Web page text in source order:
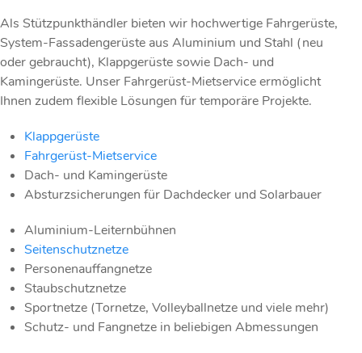
Als Stützpunkthändler bieten wir hochwertige Fahrgerüste,
System-Fassadengerüste aus Aluminium und Stahl (neu
oder gebraucht), Klappgerüste sowie Dach- und
Kamingerüste. Unser Fahrgerüst-Mietservice ermöglicht
Ihnen zudem flexible Lösungen für temporäre Projekte.
Klappgerüste
Fahrgerüst-Mietservice
Dach- und Kamingerüste
Absturzsicherungen für Dachdecker und Solarbauer
Aluminium-Leiternbühnen
Seitenschutznetze
Personenauffangnetze
Staubschutznetze
Sportnetze (Tornetze, Volleyballnetze und viele mehr)
Schutz- und Fangnetze in beliebigen Abmessungen